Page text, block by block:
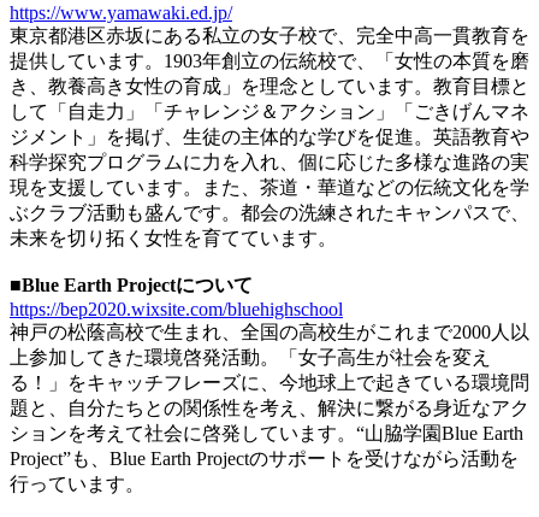
https://www.yamawaki.ed.jp/
東京都港区赤坂にある私立の女子校で、完全中高一貫教育を
提供しています。1903年創立の伝統校で、「女性の本質を磨
き、教養高き女性の育成」を理念としています。教育目標と
して「自走力」「チャレンジ＆アクション」「ごきげんマネ
ジメント」を掲げ、生徒の主体的な学びを促進。英語教育や
科学探究プログラムに力を入れ、個に応じた多様な進路の実
現を支援しています。また、茶道・華道などの伝統文化を学
ぶクラブ活動も盛んです。都会の洗練されたキャンパスで、
未来を切り拓く女性を育てています。
■Blue Earth Projectについて
https://bep2020.wixsite.com/bluehighschool
神戸の松蔭高校で生まれ、全国の高校生がこれまで2000人以
上参加してきた環境啓発活動。「女子高生が社会を変え
る！」をキャッチフレーズに、今地球上で起きている環境問
題と、自分たちとの関係性を考え、解決に繋がる身近なアク
ションを考えて社会に啓発しています。“山脇学園Blue Earth
Project”も、Blue Earth Projectのサポートを受けながら活動を
行っています。